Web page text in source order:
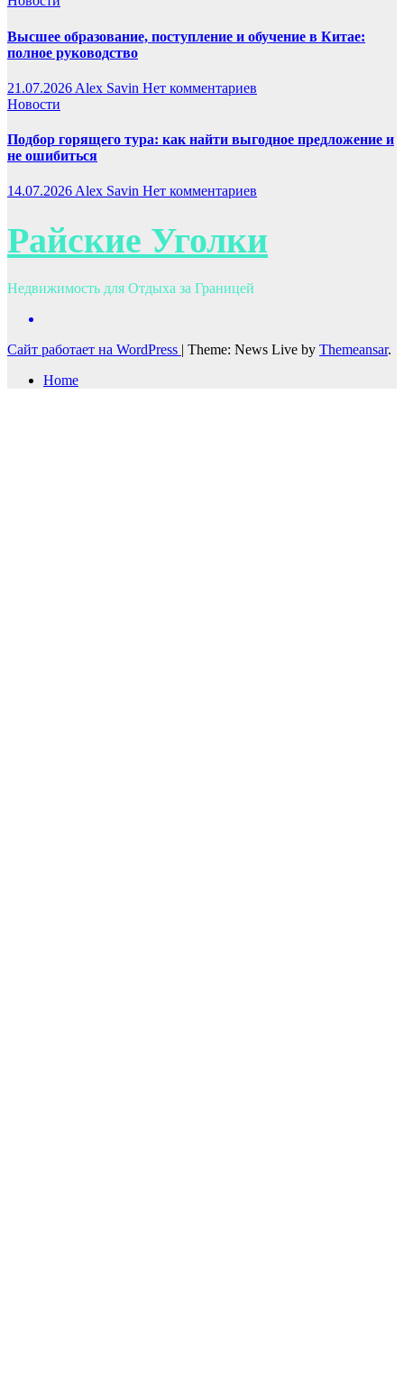
Высшее образование, поступление и обучение в Китае:
полное руководство
21.07.2026 Alex Savin Нет комментариев
Новости
Подбор горящего тура: как найти выгодное предложение и
не ошибиться
14.07.2026 Alex Savin Нет комментариев
Райские Уголки
Недвижимость для Отдыха за Границей
Сайт работает на WordPress | Theme: News Live by Themeansar.
Home